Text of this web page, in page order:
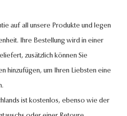
auf all unsere Produkte und legen
Ihre Bestellung wird in einer
zusätzlich können Sie
hinzufügen, um Ihren Liebsten eine
ist kostenlos, ebenso wie der